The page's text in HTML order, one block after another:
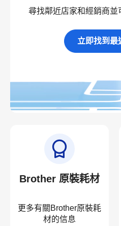
尋找鄰近店家和經銷商並
立即找到最
Brother 原裝耗材
更多有關Brother原裝耗
材的信息